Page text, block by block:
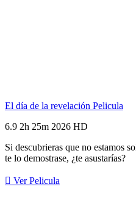
El día de la revelación Pelicula
6.9 2h 25m 2026 HD
Si descubrieras que no estamos
te lo demostrase, ¿te asustarías?
Ver Pelicula